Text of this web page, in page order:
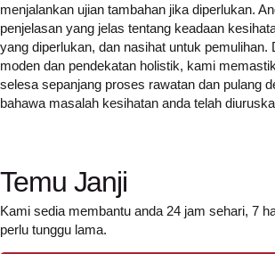
menjalankan ujian tambahan jika diperlukan.
penjelasan yang jelas tentang keadaan
yang diperlukan, dan nasihat untuk pemulihan.
moden dan pendekatan holistik, kami
selesa sepanjang proses rawatan dan pulang
bahawa masalah kesihatan anda telah
Temu Janji
Kami sedia membantu anda 24 jam sehari, 7
perlu tunggu lama.